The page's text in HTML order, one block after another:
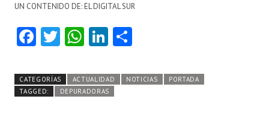
UN CONTENIDO DE: EL DIGITAL SUR
Fa
b
o
T
itt
er
W
ts
A
Li
e
dI
m
CATEGORÍAS ACTUALIDAD NOTICIAS
PORTADA
TAGGED:
DEPURADORAS